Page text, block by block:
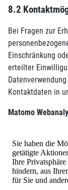
8.2
Bei Fragen zur
Einschränkung
erteilter
Kontaktdaten in
Matomo